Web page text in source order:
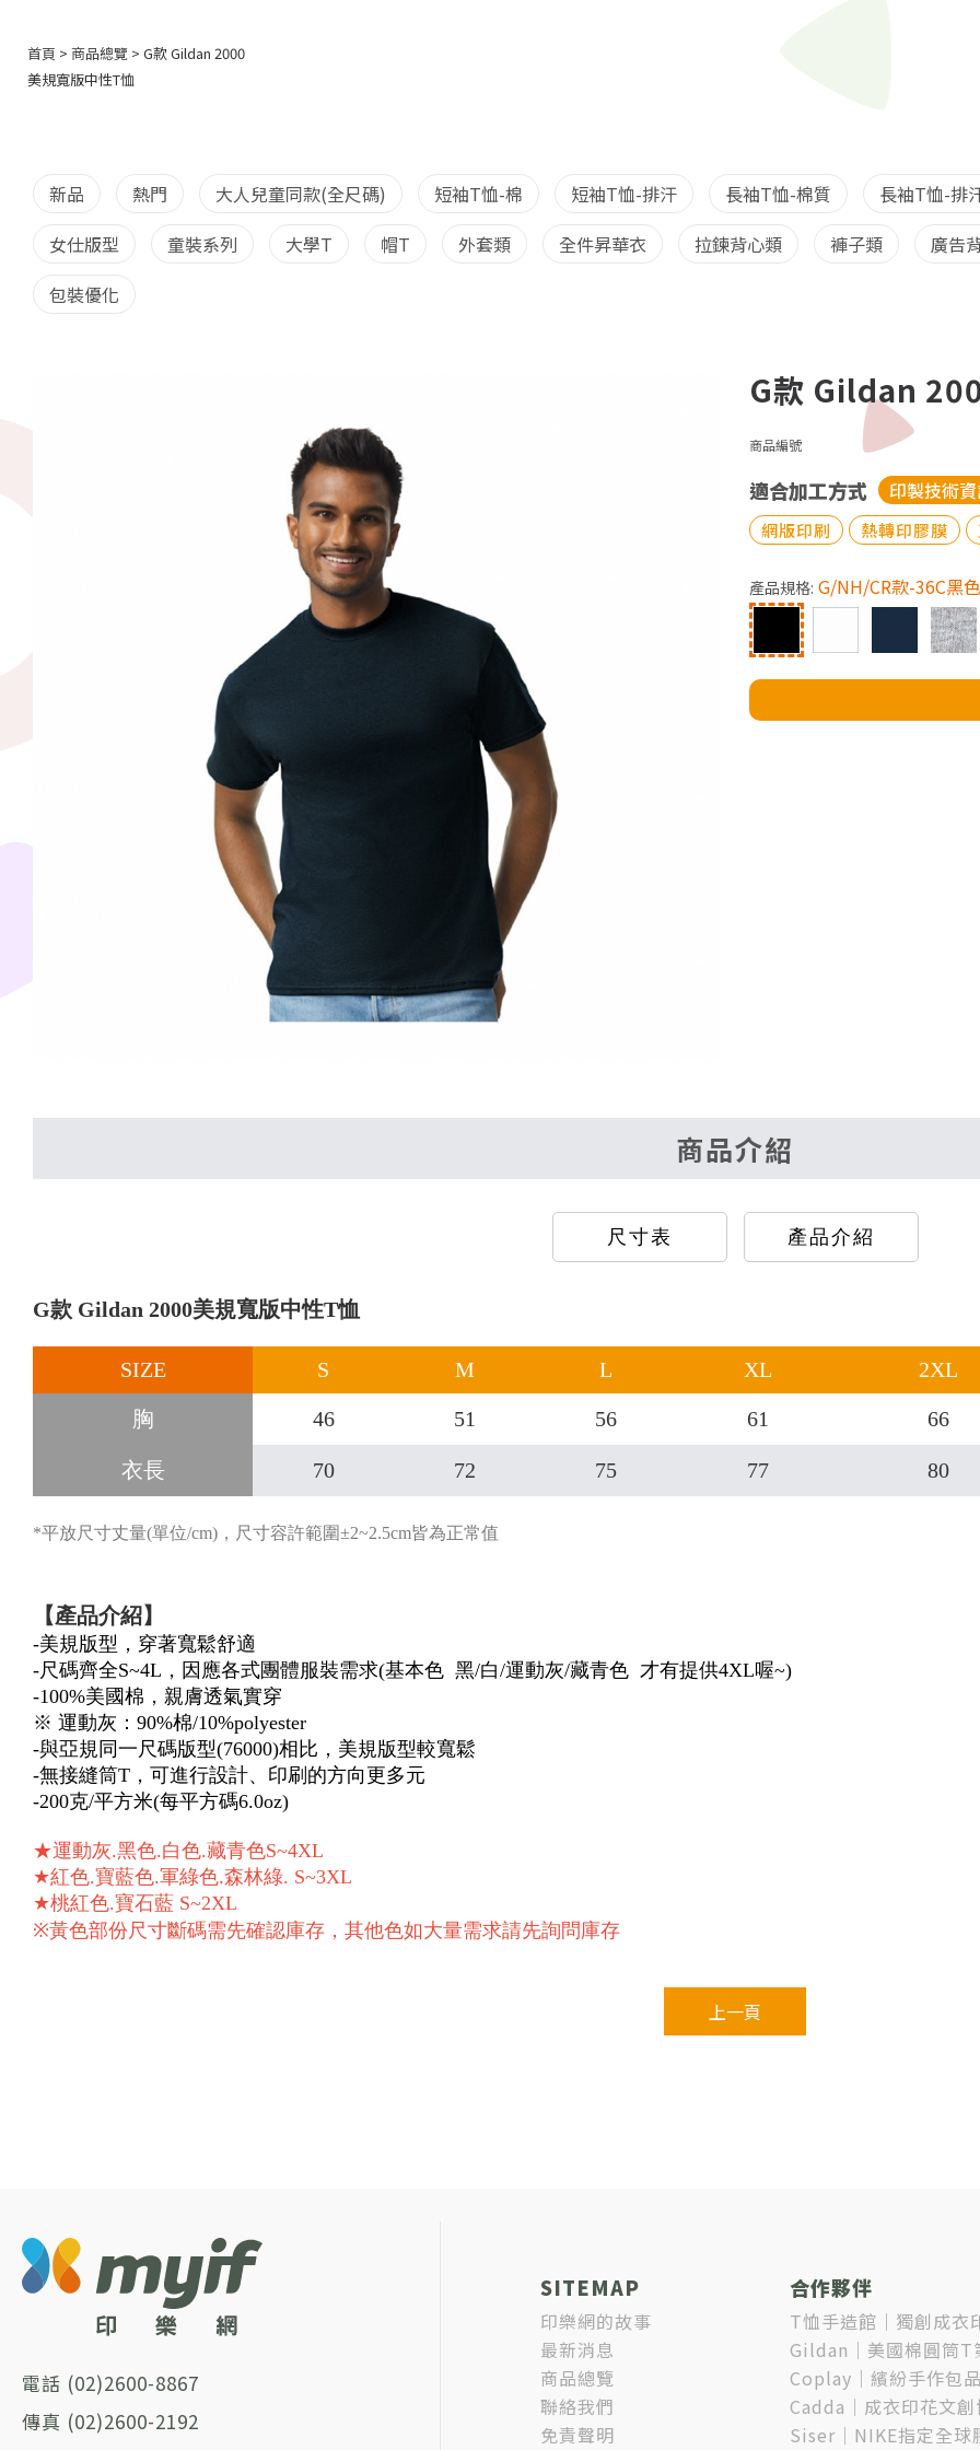
首頁 > 商品總覽 > G款 Gildan 2000
美規寬版中性T恤
新品 熱門 大人兒童同款(全尺碼) 短袖T恤-棉 短袖T恤-排汗 長袖T恤-棉質 長袖T恤-排
女仕版型
童裝系列 大學T 帽T 外套類 全件昇華衣 拉鍊背心類 褲子類 廣告
包裝優化
G款 Gildan
商品編號
適合加工方式 印製技術
網版印刷 熱轉印膠膜
產品規格: G/NH/CR款-36C黑色
商品介紹
尺寸表 產品介紹
G款 Gildan 2000美規寬版中性T恤
SIZE S M L XL 2XL
胸 46 51 56 61 66
衣長 70 72 75 77 80
*平放尺寸丈量(單位/cm)，尺寸容許範圍±2~2.5cm皆為正常值
【產品介紹】
-美規版型，穿著寬鬆舒適
-尺碼齊全S~4L，因應各式團體服裝需求(基本色 黑/白/運動灰/藏青色 才有提供4XL喔~)
-100%美國棉，親膚透氣實穿
※ 運動灰：90%棉/10%polyester
-與亞規同一尺碼版型(76000)相比，美規版型較寬鬆
-無接縫筒T，可進行設計、印刷的方向更多元
-200克/平方米(每平方碼6.0oz)
★運動灰.黑色.白色.藏青色S~4XL
★紅色.寶藍色.軍綠色.森林綠. S~3XL
★桃紅色.寶石藍 S~2XL
※黃色部份尺寸斷碼需先確認庫存，其他色如大量需求請先詢問庫存
上一頁
(02)2600-8867
(02)2600-2192
SITEMAP
印樂網的故事
最新消息
商品總覽
聯絡我們
免責聲明
合作夥伴
T恤手造館｜獨創成衣
Gildan｜美國棉圓筒T
Coplay｜繽紛手作包
Cadda｜成衣印花文創
Siser｜NIKE指定全球